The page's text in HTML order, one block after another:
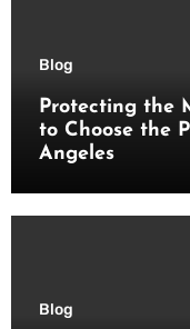
Blog
Protecting the
to Choose the
Angeles
Blog